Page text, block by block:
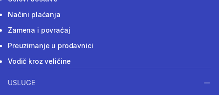
Načini plaćanja
Zamena i povraćaj
Preuzimanje u prodavnici
Vodič kroz veličine
USLUGE